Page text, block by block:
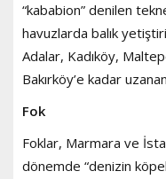
“kababion” denilen
havuzlarda balık
Adalar, Kadıköy,
Bakırköy’e kadar
Fok
Foklar, Marmara ve
dönemde “denizin